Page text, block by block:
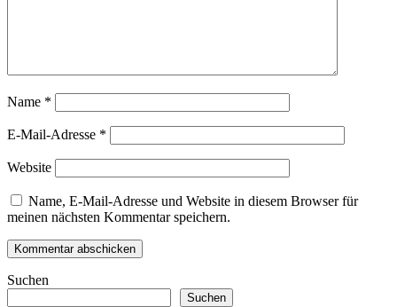
Name *
E-Mail-Adresse *
Website
Name, E-Mail-Adresse und Website in diesem Browser für
meinen nächsten Kommentar speichern.
Suchen
Suchen